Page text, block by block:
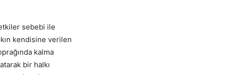
sebebi ile
kendisine verilen
kalma
bir halkı